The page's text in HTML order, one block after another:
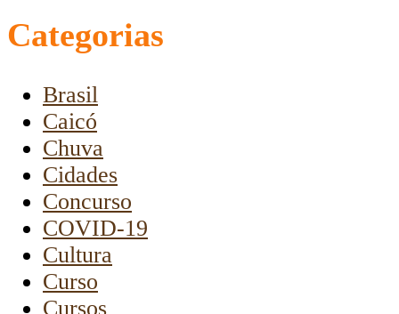
Categorias
Brasil
Caicó
Chuva
Cidades
Concurso
COVID-19
Cultura
Curso
Cursos